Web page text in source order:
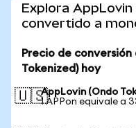
Explora AppLovin
convertido a
Precio de
Tokenized) hoy
🇺🇸AppLovin (Ondo
1 APPon equivale a